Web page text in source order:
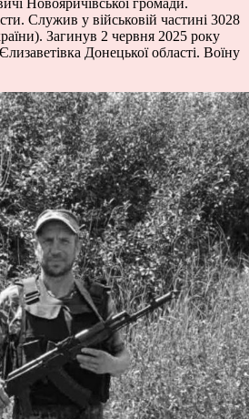
Служив у військовій частині 3028
Загинув 2 червня 2025 року
Донецької області. Воїну